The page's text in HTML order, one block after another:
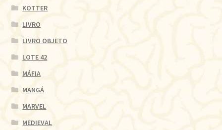
KOTTER
LIVRO
LIVRO OBJETO
LOTE 42
MÁFIA
MANGÁ
MARVEL
MEDIEVAL